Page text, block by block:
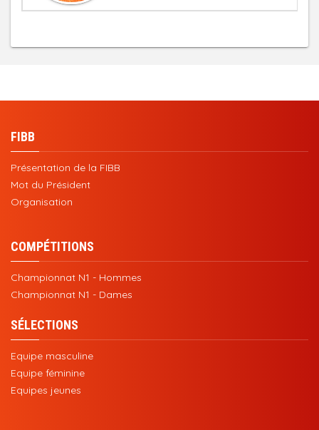
FIBB
Présentation de la FIBB
Mot du Président
Organisation
COMPÉTITIONS
Championnat N1 - Hommes
Championnat N1 - Dames
SÉLECTIONS
Equipe masculine
Equipe féminine
Equipes jeunes